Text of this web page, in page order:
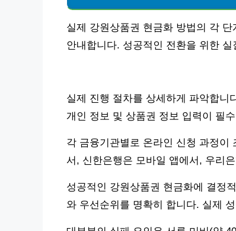
실제 강원상품권 현금화 방법의 각
안내합니다. 성공적인 전환을 위한
실제 진행 절차를 상세하게 파악합니
개인 정보 및 상품권 정보 입력이 필
각 금융기관별로 온라인 신청 과정이
서, 신한은행은 모바일 앱에서, 우리
성공적인 강원상품권 현금화에 결정
와 우선순위를 명확히 합니다. 실제